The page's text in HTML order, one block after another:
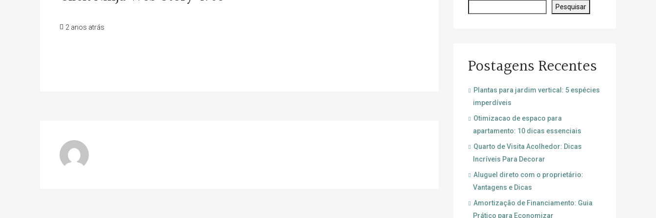
2 anos atrás
Pesquisar
Postagens Recentes
Plantas para jardim vertical: 5 espécies
imperdíveis
Otimizacao de espaco para
apartamento: 10 dicas essenciais
Quarto de Visita Acolhedor: Dicas
Incríveis Para Decorar
Aluguel direto com o proprietário:
Vantagens e Dicas
Amortização de Financiamento: Guia
Prático para Economizar